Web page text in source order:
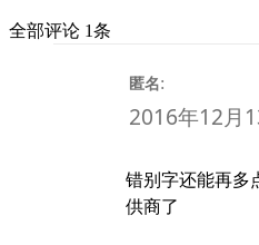
全部评论 1条
匿名:
2016年12月
错别字还能再多
供商了